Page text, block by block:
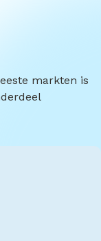
markten is